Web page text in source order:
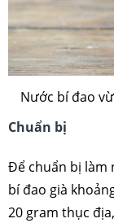
Nước bí đao
Chuẩn bị
Để chuẩn bị làm
bí đao già
20 gram thục